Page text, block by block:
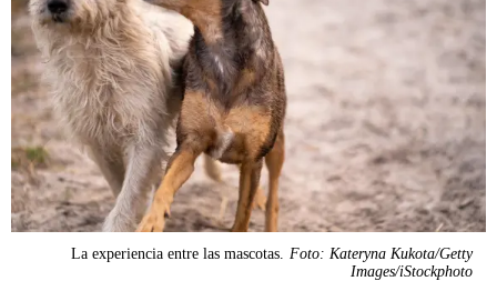
La experiencia entre las mascotas.
Foto: Kateryna Kukota/Getty
Images/iStockphoto